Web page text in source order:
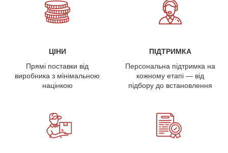
ЦІНИ
ПІДТРИМКА
Прямі поставки від
виробника з мінімальною
націнкою
Персональна підтримка на
кожному етапі — від
підбору до встановлення